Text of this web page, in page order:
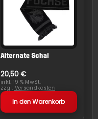
Alternate Schal
20,50 €
inkl. 19 % MwSt.
zzgl. Versandkosten
In den Warenkorb